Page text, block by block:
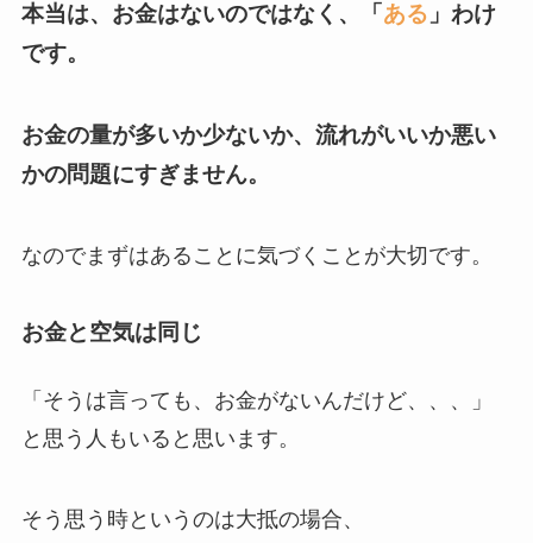
本当は、お金はないのではなく、「 ある 」わけ
です。
お金の量が多いか少ないか、流れがいいか悪い
かの問題にすぎません。
なのでまずはあることに気づくことが大切です。
お金と空気は同じ
「そうは言っても、お金がないんだけど、、、」
と思う人もいると思います。
そう思う時というのは大抵の場合、